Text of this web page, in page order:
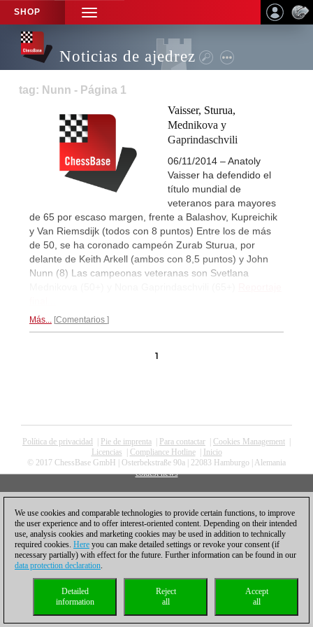
SHOP
TOGGLE
NAVIGATION
Noticias de ajedrez
tag: Nunn - Página 1
Vaisser, Sturua,
Mednikova y
Gaprindaschvili
06/11/2014 – Anatoly
Vaisser ha defendido el
título mundial de
veteranos para mayores
de 65 por escaso margen, frente a Balashov, Kupreichik
y Van Riemsdijk (todos con 8 puntos) Entre los de más
de 50, se ha coronado campeón Zurab Sturua, por
delante de Keith Arkell (ambos con 8,5 puntos) y John
Nunn (8) Las campeonas veteranas son Svetlana
Más... Comentarios
1
Política de privacidad Pie de imprenta Para contactar Cookies Management
Licencias
Compliance Hotline|
Inicio
© 2017 ChessBase GmbH | Osterbekstraße 90a | 22083 Hamburgo | Alemania
coldest news
We use cookies and comparable technologies to provide certain functions, to improve
the user experience and to offer interest-oriented content. Depending on their intended
use, analysis cookies and marketing cookies may be used in addition to technically
required cookies. Here you can make detailed settings or revoke your consent (if
necessary partially) with effect for the future. Further information can be found in our
data protection declaration.
Accept
all
Reject
all
Detailed
information